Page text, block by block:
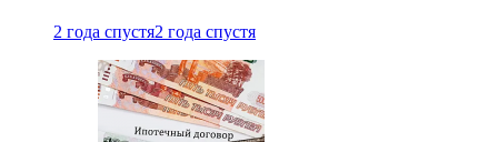
2 года спустя2 года спустя